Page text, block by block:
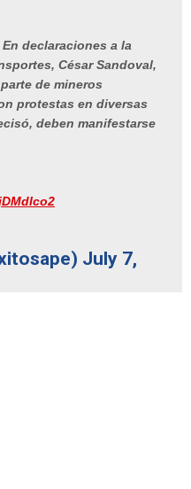
En declaraciones a la
César Sandoval,
de mineros
protestas en diversas
deben manifestarse
July 7,